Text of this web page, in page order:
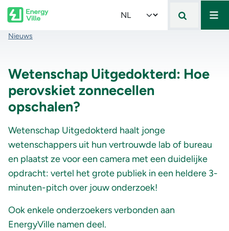
Skip to main content
Select your language
Kruimelpad
Nieuws
Wetenschap Uitgedokterd: Hoe
perovskiet zonnecellen
opschalen?
Wetenschap Uitgedokterd haalt jonge
wetenschappers uit hun vertrouwde lab of bureau
en plaatst ze voor een camera met een duidelijke
opdracht: vertel het grote publiek in een heldere 3-
minuten-pitch over jouw onderzoek!
Ook enkele onderzoekers verbonden aan
EnergyVille namen deel.